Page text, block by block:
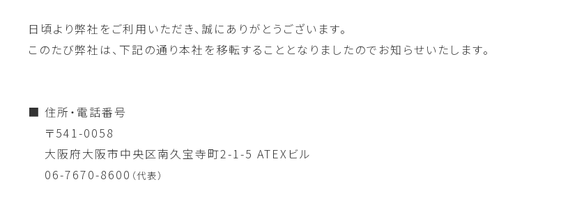
日頃より弊社をご利用いただき、誠にありがとうございます。
このたび弊社は、下記の通り本社を移転することとなりましたのでお知らせいたします。
■ 住所・電話番号
〒541-0058
大阪府大阪市中央区南久宝寺町2-1-5 ATEXビル
06-7670-8600 （代表）